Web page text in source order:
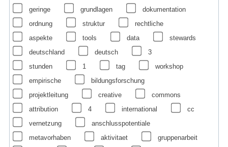
geringe
grundlagen
dokumentation
ordnung
struktur
rechtliche
aspekte
tools data
stewards
deutschland
deutsch
3
stunden
1 tag
workshop
empirische
bildungsforschung
projektleitung
creative
commons
attribution
4 international
cc
vernetzung
anschlusspotentiale
metavorhaben
aktivitaet gruppenarbeit